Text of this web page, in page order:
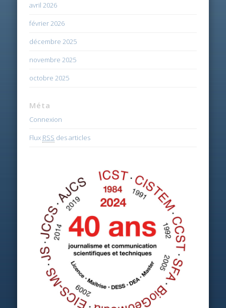
avril 2026
février 2026
décembre 2025
novembre 2025
octobre 2025
Méta
Connexion
Flux RSS des articles